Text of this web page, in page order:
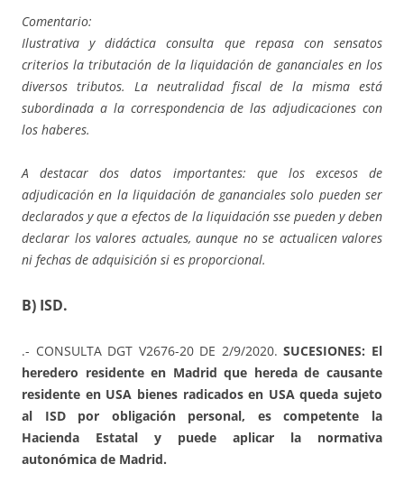
Comentario:
Ilustrativa y didáctica consulta que repasa con sensatos
criterios la tributación de la liquidación de gananciales en los
diversos tributos. La neutralidad fiscal de la misma está
subordinada a la correspondencia de las adjudicaciones con
los haberes.
A destacar dos datos importantes: que los excesos de
adjudicación en la liquidación de gananciales solo pueden ser
declarados y que a efectos de la liquidación sse pueden y deben
declarar los valores actuales, aunque no se actualicen valores
ni fechas de adquisición si es proporcional.
B) ISD.
.- CONSULTA DGT V2676-20 DE 2/9/2020.SUCESIONES: El
heredero residente en Madrid que hereda de causante
residente en USA bienes radicados en USA queda sujeto
al ISD por obligación personal, es competente la
Hacienda Estatal y puede aplicar la normativa
autonómica de Madrid.